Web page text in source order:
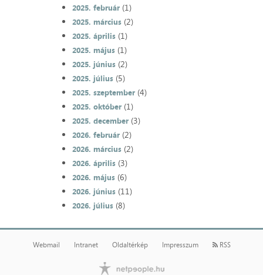
2025. február(1)
2025. március(2)
2025. április(1)
2025. május(1)
2025. június(2)
2025. július(5)
2025. szeptember(4)
2025. október(1)
2025. december(3)
2026. február(2)
2026. március(2)
2026. április(3)
2026. május(6)
2026. június(11)
2026. július(8)
Webmail Intranet Oldaltérkép Impresszum RSS